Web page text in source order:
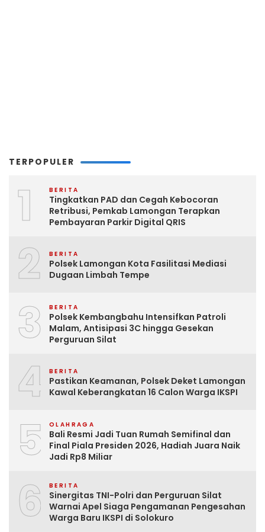
TERPOPULER
1 BERITA
Tingkatkan PAD dan Cegah Kebocoran
Retribusi, Pemkab Lamongan Terapkan
Pembayaran Parkir Digital QRIS
2 BERITA
Polsek Lamongan Kota Fasilitasi Mediasi
Dugaan Limbah Tempe
3 BERITA
Polsek Kembangbahu Intensifkan Patroli
Malam, Antisipasi 3C hingga Gesekan
Perguruan Silat
4 BERITA
Pastikan Keamanan, Polsek Deket Lamongan
Kawal Keberangkatan 16 Calon Warga IKSPI
5 OLAHRAGA
Bali Resmi Jadi Tuan Rumah Semifinal dan
Final Piala Presiden 2026, Hadiah Juara Naik
Jadi Rp8 Miliar
6 BERITA
Sinergitas TNI-Polri dan Perguruan Silat
Warnai Apel Siaga Pengamanan Pengesahan
Warga Baru IKSPI di Solokuro